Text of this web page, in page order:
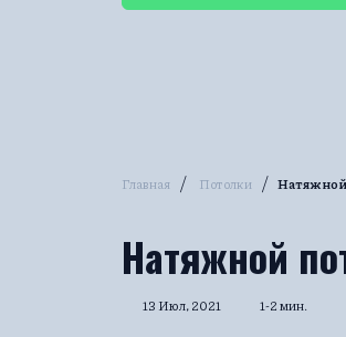
Главная / Потолки / Натяжной
Натяжной
13 Июл, 2021 1-2 мин.